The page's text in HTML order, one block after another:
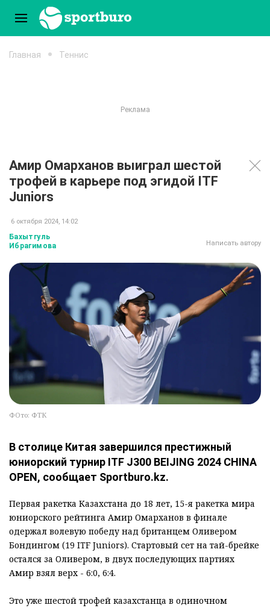
Главная Теннис
Амир Омарханов выиграл шестой
трофей в карьере под эгидой ITF
Juniors
6 октября 2024, 14:02
Бахытгуль
Ибрагимова
Написать автору
ФОто: ФТК
В столице Китая завершился престижный
юниорский турнир ITF J300 BEIJING 2024 CHINA
OPEN, сообщает Sportburo.kz.
Первая ракетка Казахстана до 18 лет, 15-я ракетка мира
юниорского рейтинга Амир Омарханов в финале
одержал волевую победу над британцем Оливером
Бондингом (19 ITF Juniors). Стартовый сет на тай-брейке
остался за Оливером, в двух последующих партиях
Амир взял верх - 6:0, 6:4.
Это уже шестой трофей казахстанца в одиночном